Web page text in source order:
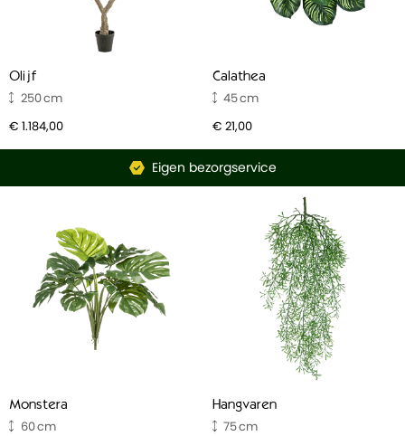
Olijf
250
€ 1.184,00
Calathea
45
€ 21,00
Eigen bezorgservice
Monstera
60
Hangvaren
75